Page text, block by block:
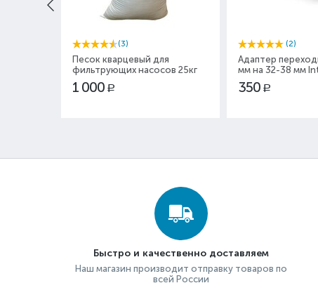
(3)
Песок кварцевый для
фильтрующих насосов 25кг
1 000 Р
(2)
Адаптер
мм на 32-38 мм
350 Р
Быстро и качественно доставляем
Наш магазин производит отправку товаров по
всей России